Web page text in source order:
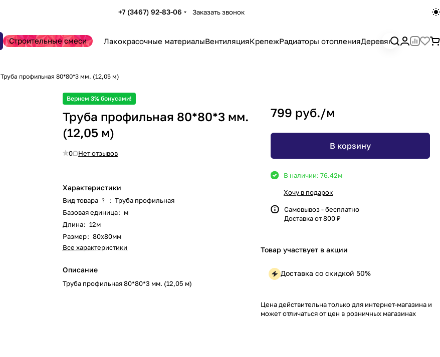
+7 (3467) 92-83-06 Заказать звонок
Строительные смеси Лакокрасочные материалыВентиляцияКрепежРадиаторы отопленияДеревянный
Труба профильная 80*80*3 мм. (12,05 м)
Вернем 3% бонусами!
Труба профильная 80*80*3 мм.
(12,05 м)
0 Нет отзывов
Характеристики
Вид товара ? : Труба профильная
Базовая единица: м
Длина: 12м
Размер: 80х80мм
Все характеристики
Описание
Труба профильная 80*80*3 мм. (12,05 м)
799 руб./м
В корзину
В наличии: 76.42м
Хочу в подарок
Самовывоз - бесплатно
Доставка от 800 ₽
Товар участвует в акции
Доставка со скидкой 50%
Цена действительна только для интернет-магазина и
может отличаться от цен в розничных магазинах